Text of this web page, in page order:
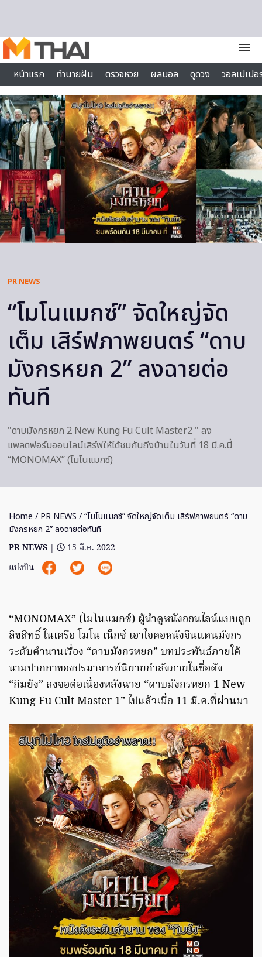
menu
หน้าแรก
ทำนายฝัน ตรวจหวย ผลบอล ดูดวง
วอลเปเป
ไลฟ์สไตล์
PR NEWS
“โมโนแมกซ์” จัดใหญ่จัด
เต็ม เสิร์ฟภาพยนตร์ “ดาบ
มังกรหยก 2” ลงฉายต่อ
ทันที
"ดาบมังกรหยก 2 New Kung Fu Cult Master2 " ลง
แพลตฟอร์มออนไลน์เสิร์ฟให้ได้ชมกันถึงบ้านในวันที่ 18 มี.ค.นี้
“MONOMAX” (โมโนแมกซ์)
Home / PR NEWS / “โมโนแมกซ์” จัดใหญ่จัดเต็ม เสิร์ฟภาพยนตร์ “ดาบ
มังกรหยก 2” ลงฉายต่อทันที
PR NEWS |
15 มี.ค. 2022
แบ่งปัน
“MONOMAX” (โมโนแมกซ์) ผู้นำดูหนังออนไลน์แบบถูก
ลิขสิทธิ์ ในเครือ โมโน เน็กซ์ เอาใจคอหนังจีนแดนมังกร
ระดับตำนานเรื่อง “ดาบมังกรหยก” บทประพันธ์ภายใต้
นามปากกาของปรมาจารย์นิยายกำลังภายในชื่อดัง
“กิมย้ง” ลงจอต่อเนื่องหลังฉาย “ดาบมังกรหยก 1 New
Kung Fu Cult Master 1” ไปแล้วเมื่อ 11 มี.ค.ที่ผ่านมา